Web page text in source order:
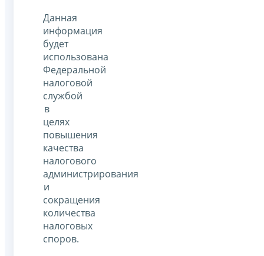
Данная
информация
будет
использована
Федеральной
налоговой
службой
в
целях
повышения
качества
налогового
администрирования
и
сокращения
количества
налоговых
споров.